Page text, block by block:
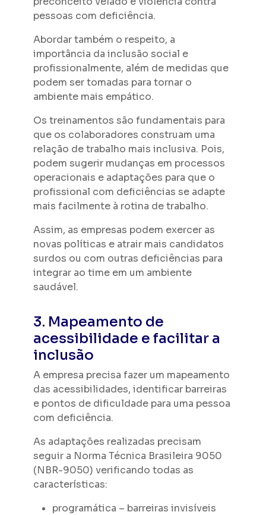
pessoas com deficiência.
Abordar também o respeito, a
importância da inclusão social e
profissionalmente, além de medidas que
podem ser tomadas para tornar o
ambiente mais empático.
Os treinamentos são fundamentais para
que os colaboradores construam uma
relação de trabalho mais inclusiva. Pois,
podem sugerir mudanças em processos
operacionais e adaptações para que o
profissional com deficiências se adapte
mais facilmente à rotina de trabalho.
Assim, as empresas podem exercer as
novas políticas e atrair mais candidatos
surdos ou com outras deficiências para
integrar ao time em um ambiente
saudável.
3. Mapeamento de
acessibilidade e facilitar a
inclusão
A empresa precisa fazer um mapeamento
das acessibilidades, identificar barreiras
e pontos de dificuldade para uma pessoa
com deficiência.
As adaptações realizadas precisam
seguir a Norma Técnica Brasileira 9050
(NBR-9050) verificando todas as
características:
programática – barreiras invisíveis